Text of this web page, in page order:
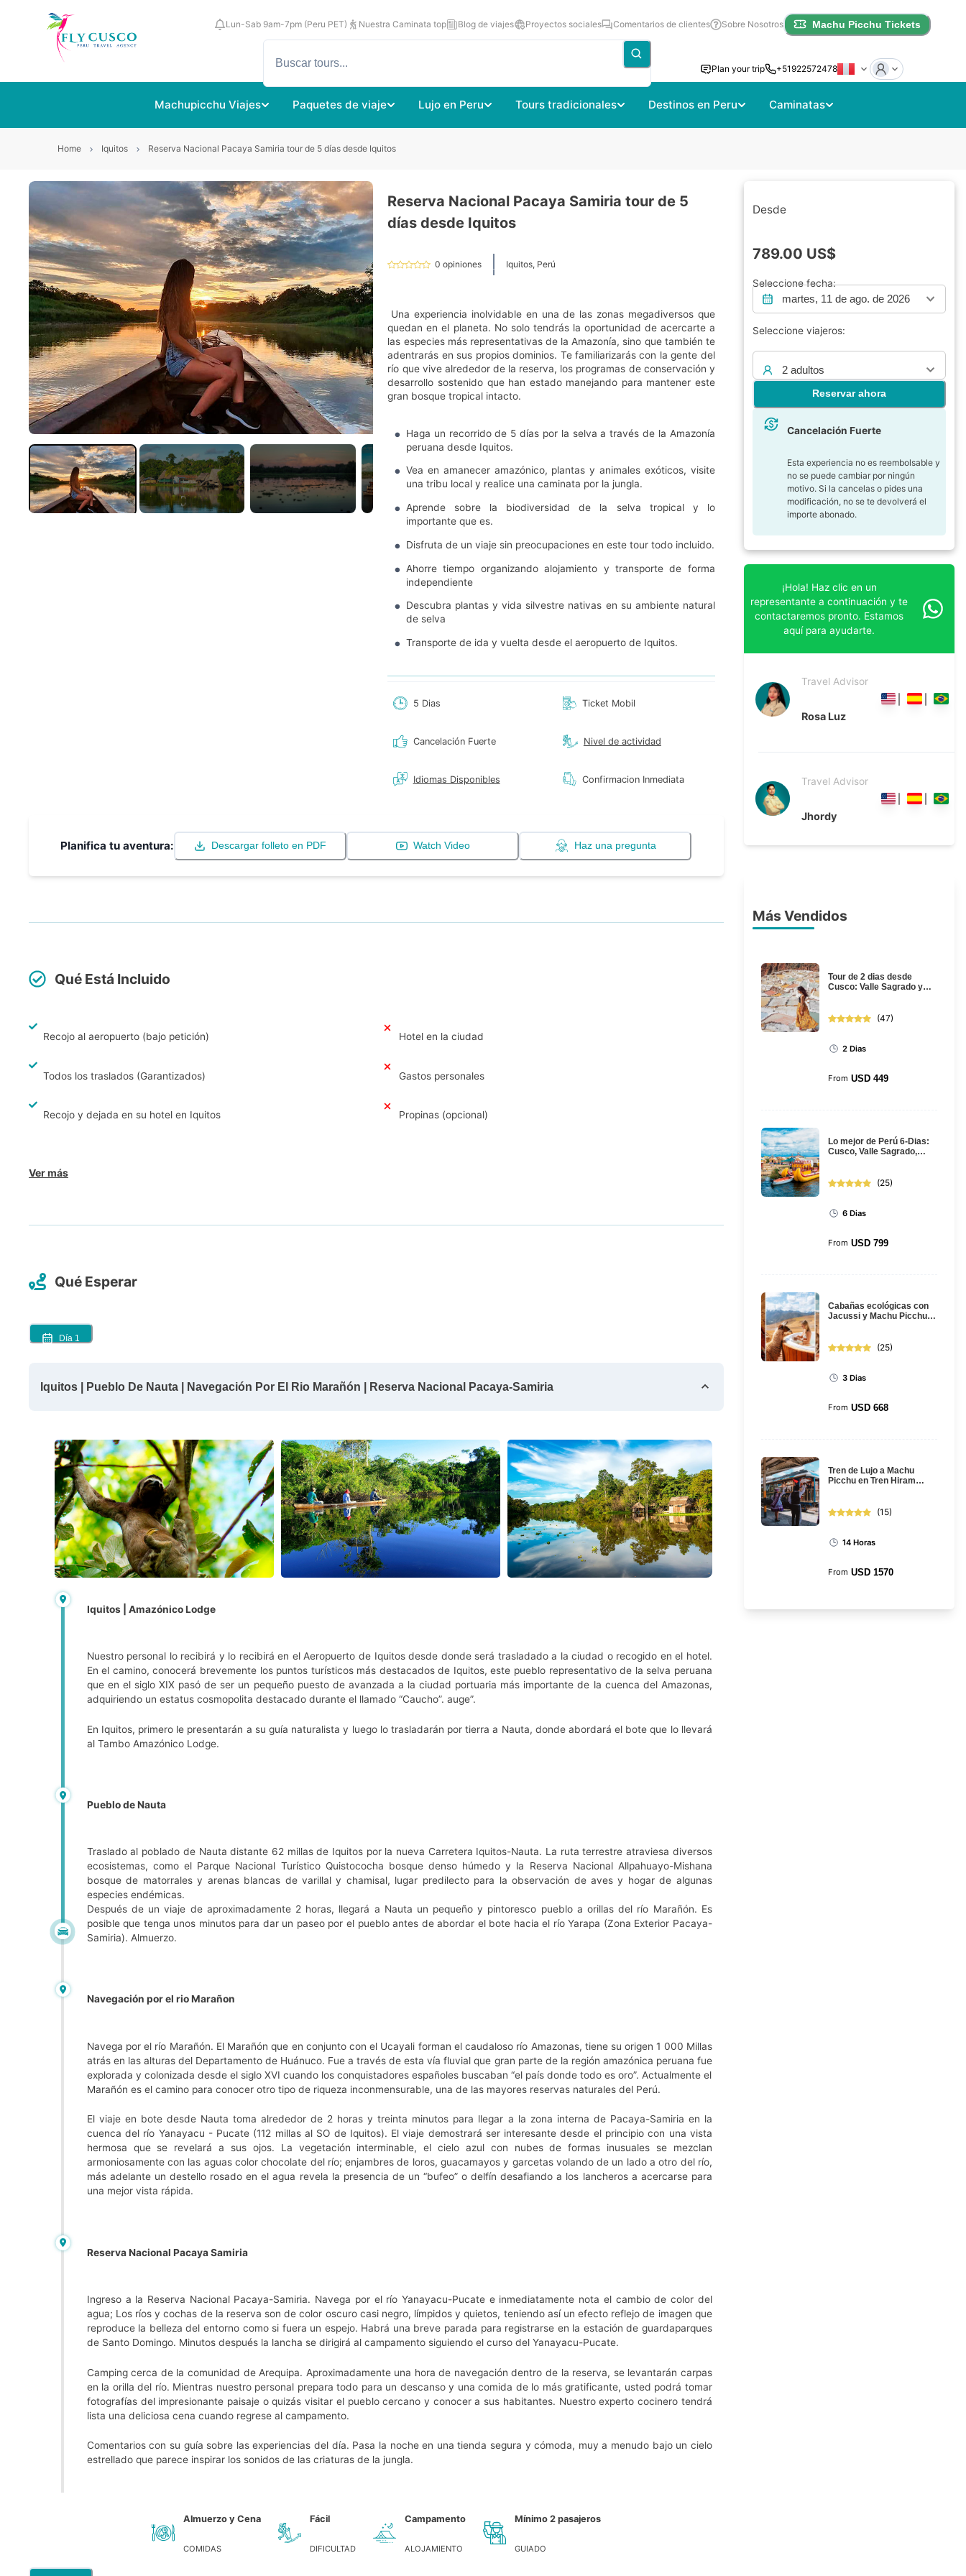
Lun-Sab 9am-7pm (Peru PET) Nuestra Caminata top Blog de viajes Proyectos sociales Comentarios de clientes Sobre Nosotros Machu Picchu Tickets
Plan your trip +51922572478
Machupicchu Viajes Paquetes de viaje Lujo en Peru Tours tradicionales Destinos en Peru Caminatas
Home Iquitos Reserva Nacional Pacaya Samiria tour de 5 días desde Iquitos
Reserva Nacional Pacaya Samiria tour de 5
días desde Iquitos
0 opiniones Iquitos, Perú
Una experiencia inolvidable en una de las zonas megadiversos que
quedan en el planeta. No solo tendrás la oportunidad de acercarte a
las especies más representativas de la Amazonía, sino que también te
adentrarás en sus propios dominios. Te familiarizarás con la gente del
río que vive alrededor de la reserva, los programas de conservación y
desarrollo sostenido que han estado manejando para mantener este
gran bosque tropical intacto.
Haga un recorrido de 5 días por la selva a través de la Amazonía
peruana desde Iquitos.
Vea en amanecer amazónico, plantas y animales exóticos, visite
una tribu local y realice una caminata por la jungla.
Aprende sobre la biodiversidad de la selva tropical y lo
importante que es.
Disfruta de un viaje sin preocupaciones en este tour todo incluido.
Ahorre tiempo organizando alojamiento y transporte de forma
independiente
Descubra plantas y vida silvestre nativas en su ambiente natural
de selva
Transporte de ida y vuelta desde el aeropuerto de Iquitos.
5 Dias
Cancelación Fuerte
Idiomas Disponibles
Ticket Mobil
Nivel de actividad
Confirmacion Inmediata
Planifica tu aventura: Descargar folleto en PDF Watch Video Haz una pregunta
Qué Está Incluido
Recojo al aeropuerto (bajo petición)
Todos los traslados (Garantizados)
Recojo y dejada en su hotel en Iquitos
Hotel en la ciudad
Gastos personales
Propinas (opcional)
Ver más
Qué Esperar
Día 1
Iquitos | Pueblo De Nauta | Navegación Por El Rio Marañón | Reserva Nacional Pacaya-Samiria
Iquitos | Amazónico Lodge
Nuestro personal lo recibirá y lo recibirá en el Aeropuerto de Iquitos desde donde será trasladado a la ciudad o recogido en el hotel.
En el camino, conocerá brevemente los puntos turísticos más destacados de Iquitos, este pueblo representativo de la selva peruana
que en el siglo XIX pasó de ser un pequeño puesto de avanzada a la ciudad portuaria más importante de la cuenca del Amazonas,
adquiriendo un estatus cosmopolita destacado durante el llamado “Caucho”. auge”.
En Iquitos, primero le presentarán a su guía naturalista y luego lo trasladarán por tierra a Nauta, donde abordará el bote que lo llevará
al Tambo Amazónico Lodge.
Pueblo de Nauta
Traslado al poblado de Nauta distante 62 millas de Iquitos por la nueva Carretera Iquitos-Nauta. La ruta terrestre atraviesa diversos
ecosistemas, como el Parque Nacional Turístico Quistococha bosque denso húmedo y la Reserva Nacional Allpahuayo-Mishana
bosque de matorrales y arenas blancas de varillal y chamisal, lugar predilecto para la observación de aves y hogar de algunas
especies endémicas.
Después de un viaje de aproximadamente 2 horas, llegará a Nauta un pequeño y pintoresco pueblo a orillas del río Marañón. Es
posible que tenga unos minutos para dar un paseo por el pueblo antes de abordar el bote hacia el río Yarapa (Zona Exterior Pacaya-
Samiria). Almuerzo.
Navegación por el rio Marañon
Navega por el río Marañón. El Marañón que en conjunto con el Ucayali forman el caudaloso río Amazonas, tiene su origen 1 000 Millas
atrás en las alturas del Departamento de Huánuco. Fue a través de esta vía fluvial que gran parte de la región amazónica peruana fue
explorada y colonizada desde el siglo XVI cuando los conquistadores españoles buscaban “el país donde todo es oro”. Actualmente el
Marañón es el camino para conocer otro tipo de riqueza inconmensurable, una de las mayores reservas naturales del Perú.
El viaje en bote desde Nauta toma alrededor de 2 horas y treinta minutos para llegar a la zona interna de Pacaya-Samiria en la
cuenca del río Yanayacu - Pucate (112 millas al SO de Iquitos). El viaje demostrará ser interesante desde el principio con una vista
hermosa que se revelará a sus ojos. La vegetación interminable, el cielo azul con nubes de formas inusuales se mezclan
armoniosamente con las aguas color chocolate del río; enjambres de loros, guacamayos y garcetas volando de un lado a otro del río,
más adelante un destello rosado en el agua revela la presencia de un “bufeo” o delfín desafiando a los lancheros a acercarse para
una mejor vista rápida.
Reserva Nacional Pacaya Samiria
Ingreso a la Reserva Nacional Pacaya-Samiria. Navega por el río Yanayacu-Pucate e inmediatamente nota el cambio de color del
agua; Los ríos y cochas de la reserva son de color oscuro casi negro, límpidos y quietos, teniendo así un efecto reflejo de imagen que
reproduce la belleza del entorno como si fuera un espejo. Habrá una breve parada para registrarse en la estación de guardaparques
de Santo Domingo. Minutos después la lancha se dirigirá al campamento siguiendo el curso del Yanayacu-Pucate.
Camping cerca de la comunidad de Arequipa. Aproximadamente una hora de navegación dentro de la reserva, se levantarán carpas
en la orilla del río. Mientras nuestro personal prepara todo para un descanso y una comida de lo más gratificante, usted podrá tomar
fotografías del impresionante paisaje o quizás visitar el pueblo cercano y conocer a sus habitantes. Nuestro experto cocinero tendrá
lista una deliciosa cena cuando regrese al campamento.
Comentarios con su guía sobre las experiencias del día. Pasa la noche en una tienda segura y cómoda, muy a menudo bajo un cielo
estrellado que parece inspirar los sonidos de las criaturas de la jungla.
Almuerzo y Cena
COMIDAS
Fácil
DIFICULTAD
Campamento
ALOJAMIENTO
Mínimo 2 pasajeros
GUIADO
Desde
789.00 US$
Seleccione fecha:
martes, 11 de ago. de 2026
Seleccione viajeros:
2 adultos
Reservar ahora
Cancelación Fuerte
Esta experiencia no es reembolsable y
no se puede cambiar por ningún
motivo. Si la cancelas o pides una
modificación, no se te devolverá el
importe abonado.
¡Hola! Haz clic en un
representante a continuación y te
contactaremos pronto. Estamos
aquí para ayudarte.
Travel Advisor
Rosa Luz
Travel Advisor
Jhordy
Más Vendidos
Tour de 2 dias desde
Cusco: Valle Sagrado y
(47)
2 Dias
From USD 449
Lo mejor de Perú 6-Dias:
Cusco, Valle Sagrado,
(25)
6 Dias
From USD 799
Cabañas ecológicas con
Jacussi y Machu Picchu:
(25)
3 Dias
From USD 668
Tren de Lujo a Machu
Picchu en Tren Hiram
(15)
14 Horas
From USD 1570